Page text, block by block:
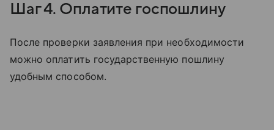
Шаг 4. Оплатите госпошлину
После проверки заявления при необходимости
можно оплатить государственную пошлину
удобным способом.